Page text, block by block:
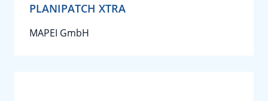
PLANIPATCH XTRA
MAPEI GmbH